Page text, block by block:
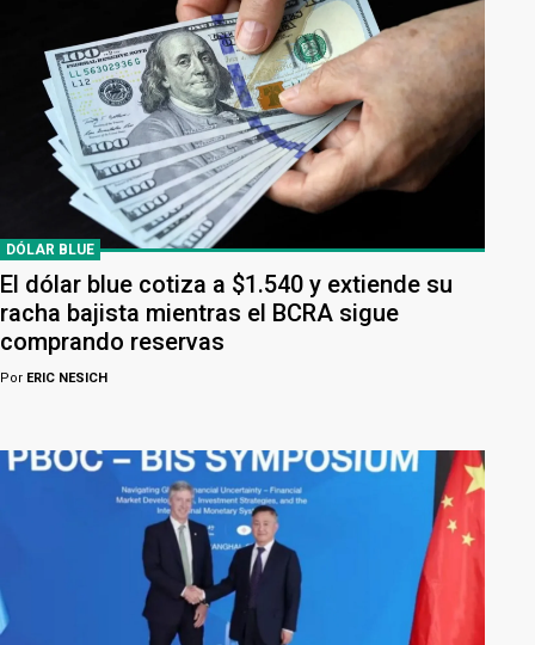
DÓLAR BLUE
El dólar blue cotiza a $1.540 y extiende su
racha bajista mientras el BCRA sigue
comprando reservas
Por ERIC NESICH